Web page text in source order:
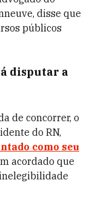
disse que
públicos
disputar a
de concorrer, o
do RN,
como seu
acordado que